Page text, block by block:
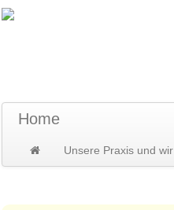
Home
Unsere Praxis und wir